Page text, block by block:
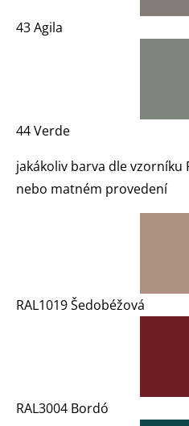
43 Agila
44 Verde
jakákoliv barva dle vzorníku
nebo matném provedení
RAL1019 Šedobéžová
RAL3004 Bordó